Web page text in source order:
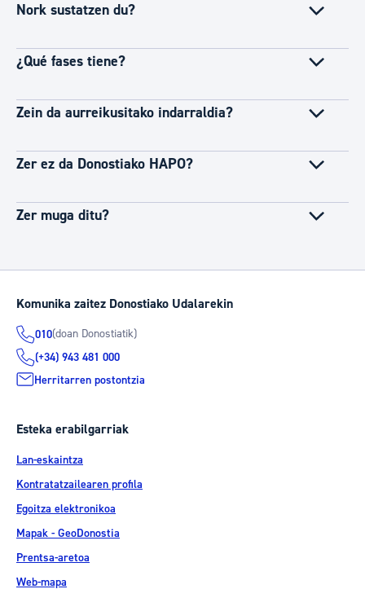
Nork sustatzen du?
¿Qué fases tiene?
Zein da aurreikusitako indarraldia?
Zer ez da Donostiako HAPO?
Zer muga ditu?
Komunika zaitez Donostiako Udalarekin
010(doan Donostiatik)
(+34) 943 481 000
Herritarren postontzia
Esteka erabilgarriak
Lan-eskaintza
Kontratatzailearen profila
Egoitza elektronikoa
Mapak - GeoDonostia
Prentsa-aretoa
Web-mapa